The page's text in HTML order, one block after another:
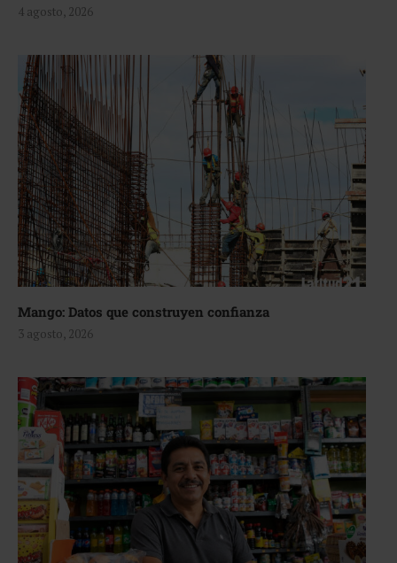
4 agosto, 2026
Mango: Datos que construyen confianza
3 agosto, 2026